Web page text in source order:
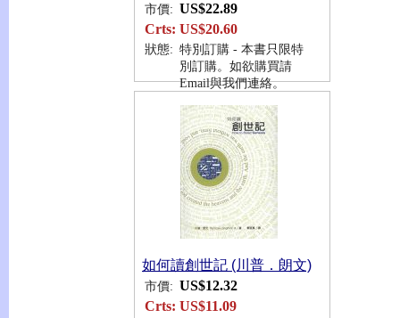
市價: US$22.89
Crts: US$20.60
狀態: 特別訂購 - 本書只限特
別訂購。如欲購買請
Email與我們連絡。
如何讀創世記 (川普．朗文)
市價: US$12.32
Crts: US$11.09